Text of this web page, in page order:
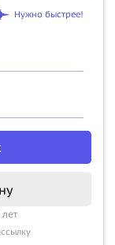
Нужно быстрее!